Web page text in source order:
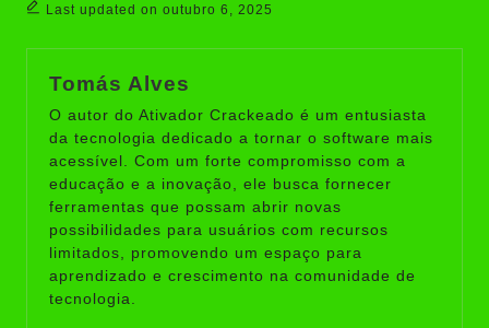
Last updated on outubro 6, 2025
Tomás Alves
O autor do Ativador Crackeado é um entusiasta
da tecnologia dedicado a tornar o software mais
acessível. Com um forte compromisso com a
educação e a inovação, ele busca fornecer
ferramentas que possam abrir novas
possibilidades para usuários com recursos
limitados, promovendo um espaço para
aprendizado e crescimento na comunidade de
tecnologia.